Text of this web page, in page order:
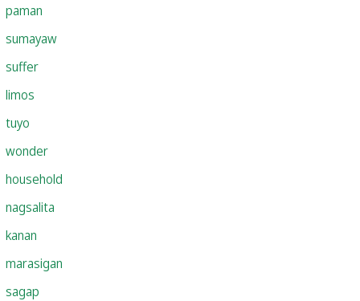
paman
sumayaw
suffer
limos
tuyo
wonder
household
nagsalita
kanan
marasigan
sagap